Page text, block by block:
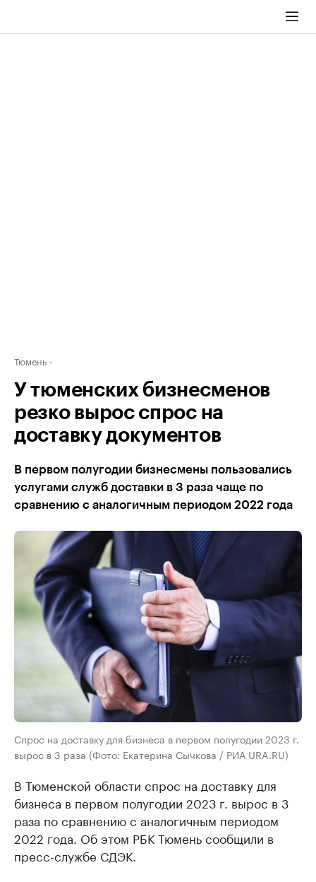
Тюмень
У тюменских бизнесменов
резко вырос спрос на
доставку документов
В первом полугодии бизнесмены пользовались
услугами служб доставки в 3 раза чаще по
сравнению с аналогичным периодом 2022 года
Спрос на доставку для бизнеса в первом полугодии 2023 г.
вырос в 3 раза (Фото: Екатерина Сычкова / РИА URA.RU)
В Тюменской области спрос на доставку для
бизнеса в первом полугодии 2023 г. вырос в 3
раза по сравнению с аналогичным периодом
2022 года. Об этом РБК Тюмень сообщили в
пресс-службе СДЭК.